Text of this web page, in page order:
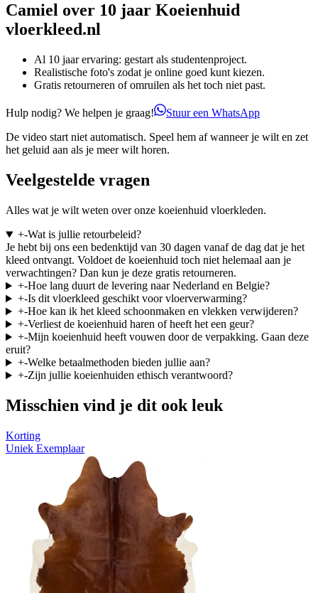
Camiel over 10 jaar Koeienhuid
vloerkleed.nl
Al 10 jaar ervaring: gestart als studentenproject.
Realistische foto's zodat je online goed kunt kiezen.
Gratis retourneren of omruilen als het toch niet past.
Hulp nodig? We helpen je graag!
Stuur een WhatsApp
De video start niet automatisch. Speel hem af wanneer je wilt en zet
het geluid aan als je meer wilt horen.
Veelgestelde vragen
Alles wat je wilt weten over onze koeienhuid vloerkleden.
+-Wat is jullie retourbeleid?
Je hebt bij ons een bedenktijd van 30 dagen vanaf de dag dat je het
kleed ontvangt. Voldoet de koeienhuid toch niet helemaal aan je
verwachtingen? Dan kun je deze gratis retourneren.
+-Hoe lang duurt de levering naar Nederland en Belgie?
+-Is dit vloerkleed geschikt voor vloerverwarming?
+-Hoe kan ik het kleed schoonmaken en vlekken verwijderen?
+-Verliest de koeienhuid haren of heeft het een geur?
+-Mijn koeienhuid heeft vouwen door de verpakking. Gaan deze
eruit?
+-Welke betaalmethoden bieden jullie aan?
+-Zijn jullie koeienhuiden ethisch verantwoord?
Misschien vind je dit ook leuk
Korting
Uniek Exemplaar